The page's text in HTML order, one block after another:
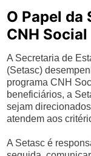
O Papel da
CNH Social
A Secretaria de
(Setasc)
programa CNH
beneficiários, a
sejam
atendem aos
A Setasc é